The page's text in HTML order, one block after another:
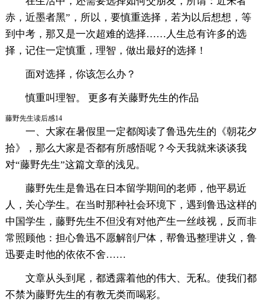
赤，近墨者黑”，所以，要慎重选择，若为以后想想，等
到中考，那又是一次超难的选择……人生总有许多的选
择，记住一定慎重，理智，做出最好的选择！
面对选择，你该怎么办？
慎重叫理智。 更多有关藤野先生的作品
藤野先生读后感14
一、大家在暑假里一定都阅读了鲁迅先生的《朝花夕
拾》，那么大家是否都有所感悟呢？今天我就来谈谈我
对“藤野先生”这篇文章的浅见。
藤野先生是鲁迅在日本留学期间的老师，他平易近
人，关心学生。在当时那种社会环境下，遇到鲁迅这样的
中国学生，藤野先生不但没有对他产生一丝歧视，反而非
常照顾他：担心鲁迅不愿解剖尸体，帮鲁迅整理讲义，鲁
迅要走时他的依依不舍……
文章从头到尾，都透露着他的伟大、无私。使我们都
不禁为藤野先生的有教无类而喝彩。